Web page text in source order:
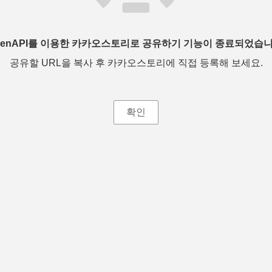
를 이용한 카카오스토리로 공유하기 기능이 종료되었습
공유할 URL을 복사 후 카카오스토리에 직접 등록해 보세요.
확인